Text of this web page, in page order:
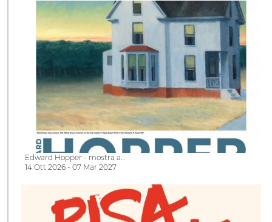
Edward Hopper - mostra a…
14 Ott 2026 - 07 Mar 2027